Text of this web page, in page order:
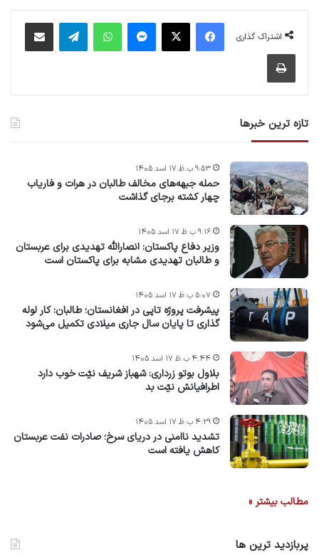
اشتراک گذاری
فیس بوک پیام رسان واتس آپ
تازه ترین خبرها
حمله جبهه‌های مخالف طالبان در هرات و فاریاب
چهار کشته برجای گذاشت
۹:۵۳ ب.ظ ۱۷ اسد ۱۴۰۵
وزیر دفاع پاکستان: انصارالله تهدیدی برای عربستان
و طالبان تهدیدی مشابه برای پاکستان است
۹:۱۶ ب.ظ ۱۷ اسد ۱۴۰۵
پیشرفت پروژه‌ تاپی در افغانستان؛ طالبان: کار لوله
گذاری تا پایان سال جاری میلادی تکمیل می‌شود
۵:۰۷ ب.ظ ۱۷ اسد ۱۴۰۵
بلاول بوتو زرداری: شهباز شریف نیّت خوب دارد
اطرافیانش نیّت بد
۴:۴۴ ب.ظ ۱۷ اسد ۱۴۰۵
تشدید ناامنی در دریای سرخ؛ صادرات نفت عربستان
کاهش یافته است
۴:۲۹ ب.ظ ۱۷ اسد ۱۴۰۵
مطالب بیشتر »
پربازدید ترین ها